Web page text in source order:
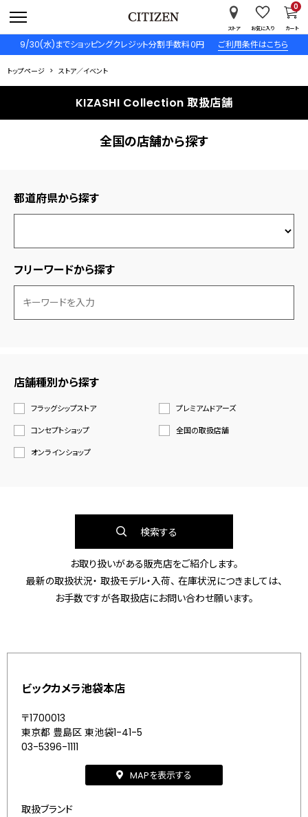
9/30(水)までショッピングクレジット分割手数料０円 ご利用条件はこちら
ストア お気に入り カート
0
トップページ ストア／イベント
KIZASHI Collection 取扱店舗
全国の店舗から探す
都道府県から探す
フリーワードから探す
店舗種別から探す
フラッグシップストア
プレミアムドアーズ
コンセプトショップ
全国の取扱店舗
オンラインショップ
検索する
お取り扱いがある販売店をご紹介します。
最新の取扱状況・ 取扱モデル・入荷、 在庫状況につきましては、
お手数ですが各取扱店にお問い合わせ願います。
ビックカメラ池袋本店
〒1700013
東京都 豊島区 東池袋1-41-5
03-5396-1111
MAPを表示する
取扱ブランド